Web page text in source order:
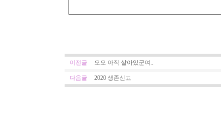
이전글 오오 아직 살아있군여..
다음글 2020 생존신고